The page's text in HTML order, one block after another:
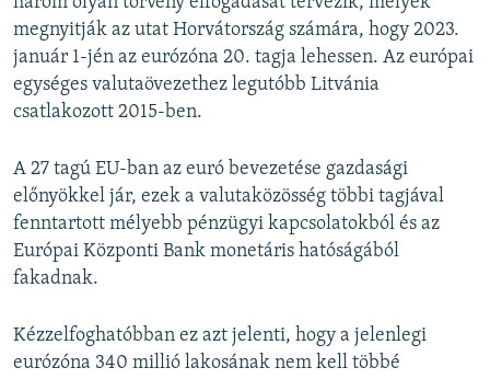
megnyitják az utat Horvátország számára, hogy 2023.
január 1-jén az eurózóna 20. tagja lehessen. Az európai
egységes valutaövezethez legutóbb Litvánia
csatlakozott 2015-ben.
A 27 tagú EU-ban az euró bevezetése gazdasági
előnyökkel jár, ezek a valutaközösség többi tagjával
fenntartott mélyebb pénzügyi kapcsolatokból és az
Európai Központi Bank monetáris hatóságából
fakadnak.
Kézzelfoghatóbban ez azt jelenti, hogy a jelenlegi
eurózóna 340 millió lakosának nem kell többé